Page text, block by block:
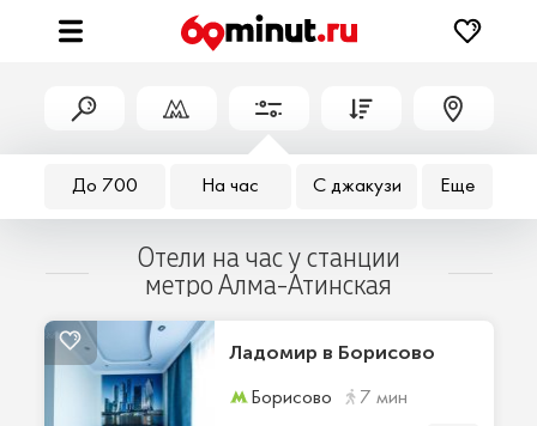
До 700 На час С джакузи Еще
Отели на час у станции
метро Алма-Атинская
Ладомир в Борисово
Борисово 7 мин